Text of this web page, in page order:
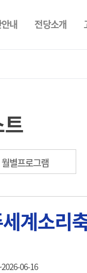
내 전당소개
월별프로그램
계소리
06-16